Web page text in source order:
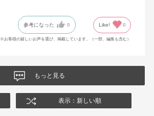
参考になった 0 Like! 0
※お客様の嬉しいお声を選び、掲載しています。（一部、編集も含む）
もっと見る
表示：新しい順